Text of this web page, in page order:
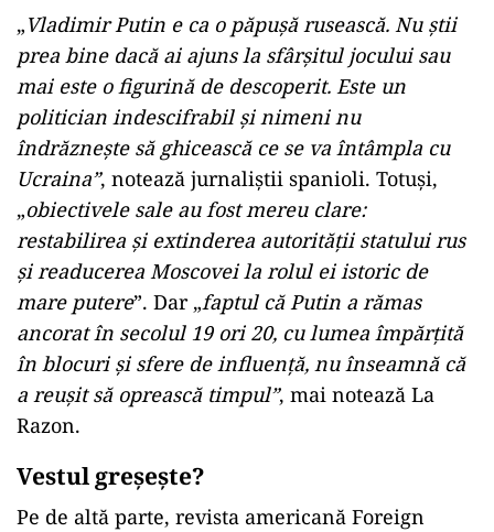
„Vladimir Putin e ca o păpuşă rusească. Nu știi
prea bine dacă ai ajuns la sfârșitul jocului sau
mai este o figurină de descoperit. Este un
politician indescifrabil și nimeni nu
îndrăzneşte să ghicească ce se va întâmpla cu
Ucraina”, notează jurnaliștii spanioli. Totuși,
„obiectivele sale au fost mereu clare:
restabilirea și extinderea autorității statului rus
și readucerea Moscovei la rolul ei istoric de
mare putere”. Dar „faptul că Putin a rămas
ancorat în secolul 19 ori 20, cu lumea împărțită
în blocuri și sfere de influență, nu înseamnă că
a reușit să oprească timpul”, mai notează La
Razon.
Vestul greșește?
Pe de altă parte, revista americană Foreign